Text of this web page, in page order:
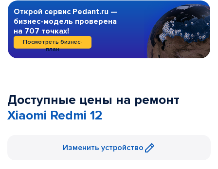
Открой сервис Pedant.ru —
бизнес-модель проверена
на 707 точках!
Посмотреть бизнес-
план
Доступные цены на ремонт
Xiaomi Redmi 12
Изменить устройство